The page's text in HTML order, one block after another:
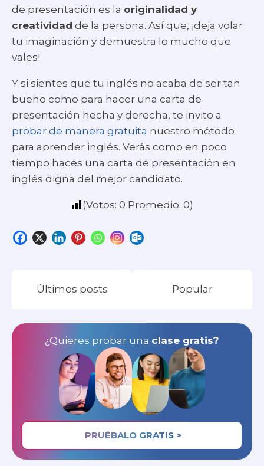
de presentación es la originalidad y
creatividad de la persona. Así que, ¡deja volar
tu imaginación y demuestra lo mucho que
vales!
Y si sientes que tu inglés no acaba de ser tan
bueno como para hacer una carta de
presentación hecha y derecha, te invito a
probar de manera gratuita nuestro método
para aprender inglés. Verás como en poco
tiempo haces una carta de presentación en
inglés digna del mejor candidato.
(Votos: 0 Promedio: 0)
Últimos posts Popular
¿Quieres probar una clase gratis?
PRUÉBALO GRATIS >